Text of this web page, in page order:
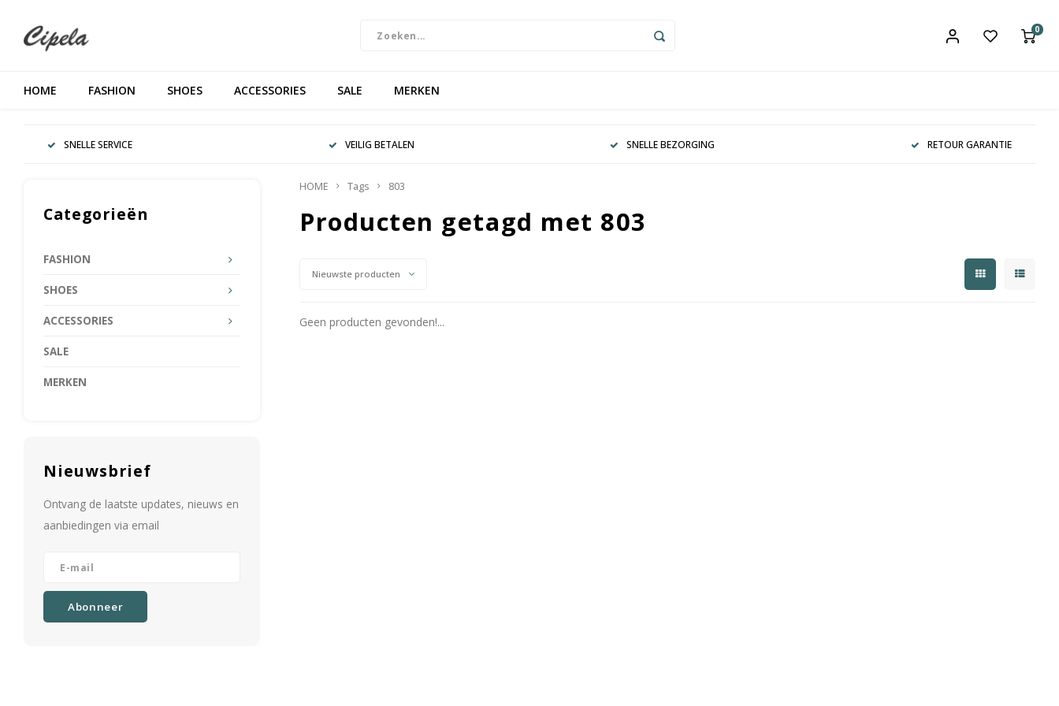
0
HOME FASHION SHOES ACCESSORIES SALE MERKEN
SNELLE SERVICE VEILIG BETALEN SNELLE BEZORGING RETOUR GARANTIE
Categorieën
FASHION
SHOES
ACCESSORIES
SALE
MERKEN
Nieuwsbrief
Ontvang de laatste updates, nieuws en
aanbiedingen via email
Abonneer
HOME Tags 803
Producten getagd met 803
Nieuwste producten
Geen producten gevonden!...